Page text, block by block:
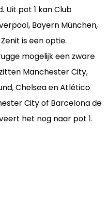
Uit pot 1 kan Club
Bayern München,
is een optie.
mogelijk een zware
Manchester City,
Chelsea en Atlético
City of Barcelona de
het nog naar pot 1.